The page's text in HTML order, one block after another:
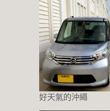
好天氣的沖繩